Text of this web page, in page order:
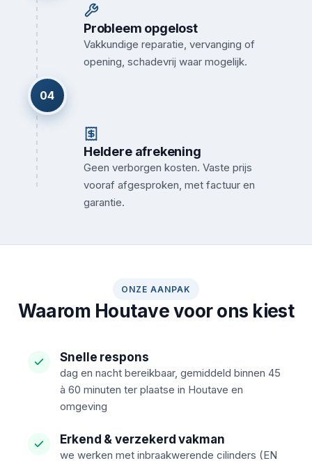
Probleem opgelost
Vakkundige reparatie, vervanging of
opening, schadevrij waar mogelijk.
04
Heldere afrekening
Geen verborgen kosten. Vaste prijs
vooraf afgesproken, met factuur en
garantie.
ONZE AANPAK
Waarom Houtave voor ons kiest
Snelle respons
dag en nacht bereikbaar, gemiddeld binnen 45
à 60 minuten ter plaatse in Houtave en
omgeving
Erkend & verzekerd vakman
we werken met inbraakwerende cilinders (EN